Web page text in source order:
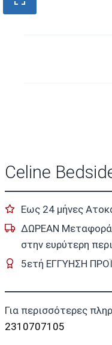
Celine
Εως 24 μήνες
ΔΩΡΕΑΝ Μεταφορά
στην ευρύτερη
5ετή ΕΓΓΥΗΣΗ
Για περισσότερες
2310707105